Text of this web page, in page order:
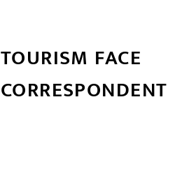
TOURISM FACE
CORRESPONDENT